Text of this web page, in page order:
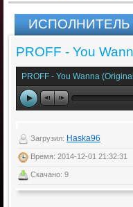
ИСПОЛНИТЕЛЬ
PROFF - You
PROFF - You Wanna
Загрузил: Haska96
Время: 2014-12-01 21:32:31
Скачано: 9